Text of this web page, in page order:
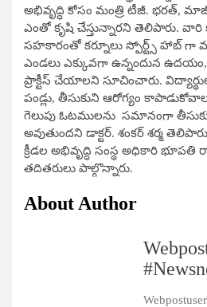
అభివృద్ధి కోసం మంత్రి టీజీ. భరత్,
ఎంతో కృషి చేస్తున్నారని తెలిపారు.
సహకారంతో కర్నూలు స్పోర్ట్స్ హాబ్ గా
ఎండలు ఎక్కువగా ఉన్నందున
ప్రాక్టీస్ చేయాలని సూచించారు.
పండ్లు, తీసుకుని ఆరోగ్యం
గెలుపు ఓటములను సమానంగా
అవుతుందని డాక్టర్. శంకర్ శర్మ
క్రీడల అభివృద్ధి సంస్థ అధికారి భూపతి
తదితరులు పాల్గొన్నారు.
About Author